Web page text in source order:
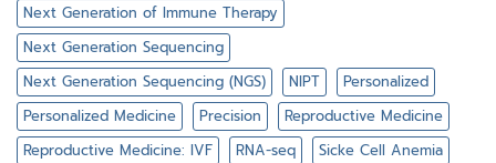
Next Generation of Immune Therapy
Next Generation Sequencing
Next Generation Sequencing (NGS)
NIPT
Personalized
Personalized Medicine
Precision
Reproductive Medicine
Reproductive Medicine: IVF
RNA-seq
Sicke Cell Anemia